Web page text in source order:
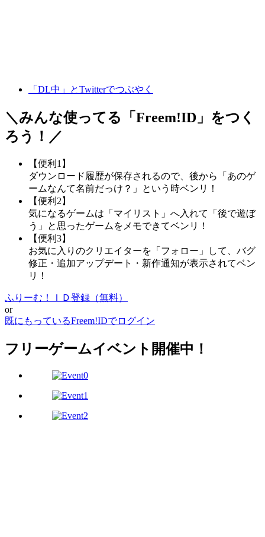
「DL中」とTwitterでつぶやく
＼みんな使ってる「 Freem!ID 」をつく
ろう！／
【便利1】
ダウンロード履歴が保存されるので、後から「あのゲ
ームなんて名前だっけ？」という時ベンリ！
【便利2】
気になるゲームは「マイリスト」へ入れて「後で遊ぼ
う」と思ったゲームをメモできてベンリ！
【便利3】
お気に入りのクリエイターを「フォロー」して、バグ
修正・追加アップデート・新作通知が表示されてベン
リ！
ふりーむ！ＩＤ登録（無料）
or
既にもっているFreem!IDでログイン
フリーゲームイベント開催中！